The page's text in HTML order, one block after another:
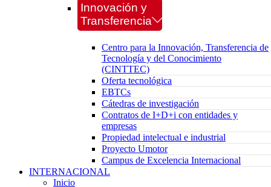
Innovación y
Transferencia
Centro para la Innovación, Transferencia de
Tecnología y del Conocimiento
(CINTTEC)
Oferta tecnológica
EBTCs
Cátedras de investigación
Contratos de I+D+i con entidades y
empresas
Propiedad intelectual e industrial
Proyecto Umotor
Campus de Excelencia Internacional
INTERNACIONAL
Inicio